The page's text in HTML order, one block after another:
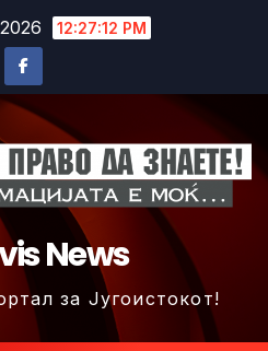
12:27:14 PM
News
за Југоистокот!